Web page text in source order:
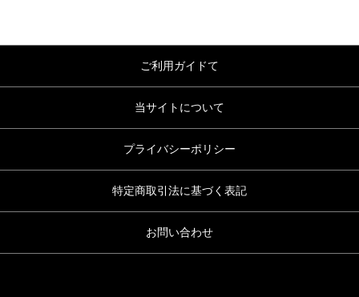
ご利用ガイドて
当サイトについて
プライバシーポリシー
特定商取引法に基づく表記
お問い合わせ